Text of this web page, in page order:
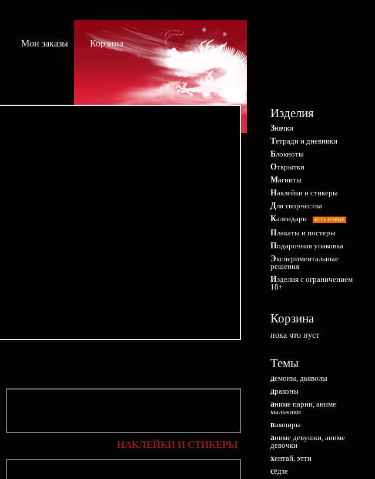
Мои заказы Корзина
НАКЛЕЙКИ И СТИКЕРЫ
Изделия
Значки
Тетради и дневники
Блокноты
Открытки
Магниты
Наклейки и стикеры
Для творчества
Календари
ЕСТЬ НОВЫЕ
Плакаты и постеры
Подарочная упаковка
Экспериментальные
решения
Изделия с ограничением
18+
Корзина
пока что пуст
Темы
демоны, дьяволы
драконы
аниме парни, аниме
мальчики
вампиры
аниме девушки, аниме
девочки
хентай, этти
сёдзе